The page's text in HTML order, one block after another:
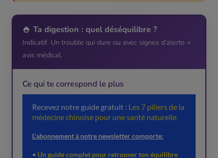
🍚 Ta digestion : quel déséquilibre ?
Indicatif. Un trouble qui dure ou avec signes d’alerte =
avis médical.
Ce qui te correspond le plus